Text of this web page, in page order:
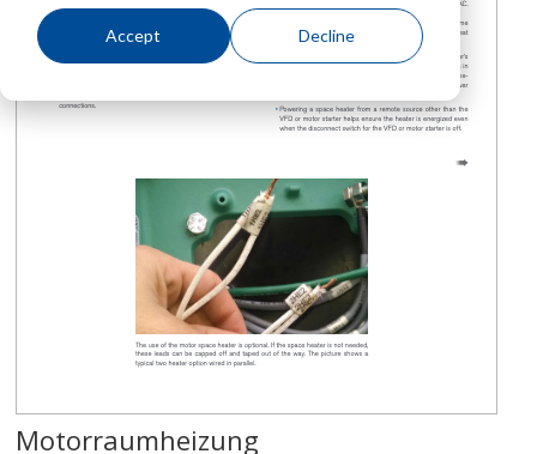
Accept Decline
Motorraumheizung